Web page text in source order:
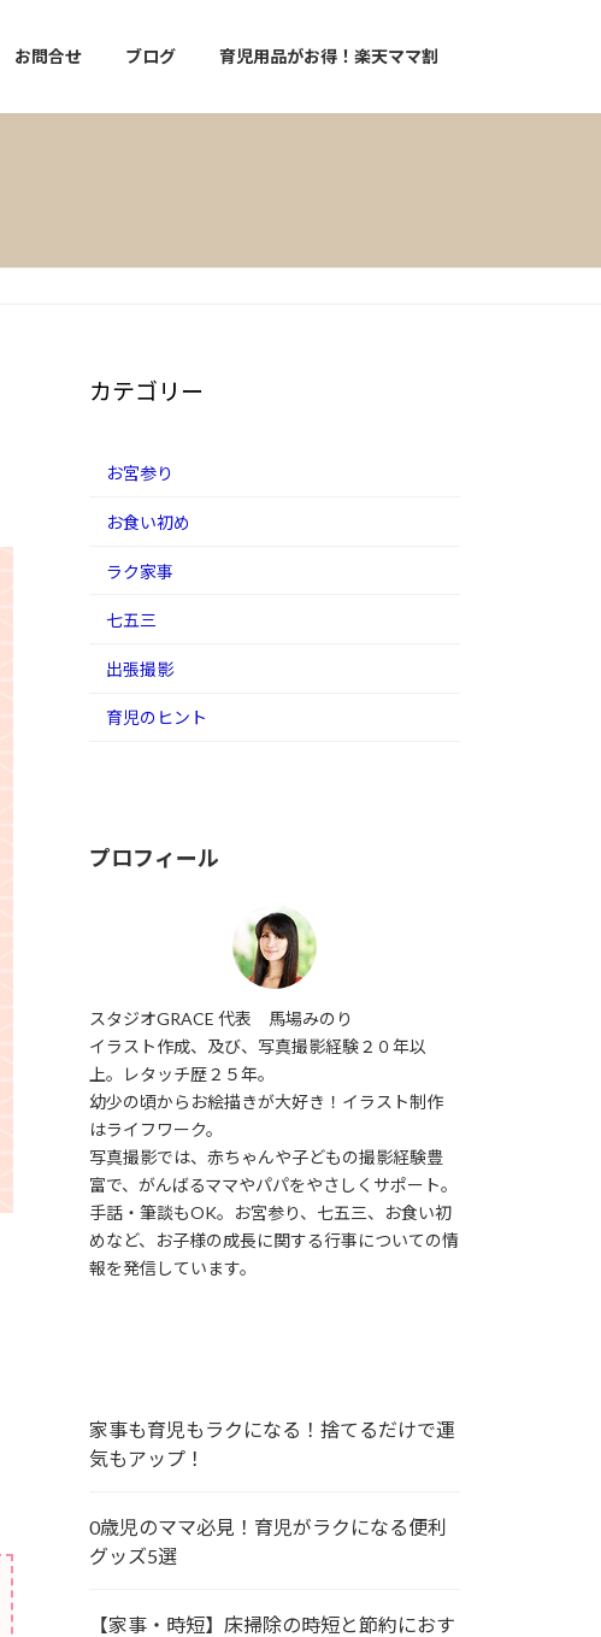
お問合せ ブログ 育児用品がお得！楽天ママ割
カテゴリー
お宮参り
お食い初め
ラク家事
七五三
出張撮影
育児のヒント
プロフィール
スタジオGRACE 代表 馬場みのり
イラスト作成、及び、写真撮影経験２０年以
上。レタッチ歴２５年。
幼少の頃からお絵描きが大好き！イラスト制作
はライフワーク。
写真撮影では、赤ちゃんや子どもの撮影経験豊
富で、がんばるママやパパをやさしくサポート。
手話・筆談もOK。お宮参り、七五三、お食い初
めなど、お子様の成長に関する行事についての情
報を発信しています。
家事も育児もラクになる！捨てるだけで運
気もアップ！
0歳児のママ必見！育児がラクになる便利
グッズ5選
【家事・時短】床掃除の時短と節約におす